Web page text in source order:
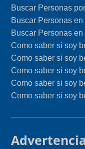
Buscar Personas
Buscar Personas
Buscar Personas en
Como saber si soy
Como saber si soy
Como saber si soy
Como saber si soy
Como saber si soy